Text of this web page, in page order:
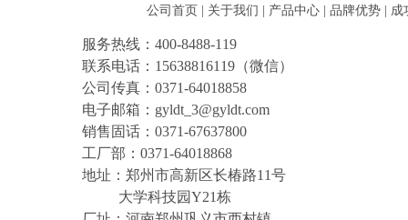
公司首页| 关于我们 | 产品中心| 品牌优势| 成
服务热线：400-8488-119
联系电话：15638816119（微信）
公司传真：0371-64018858
电子邮箱：gyldt_3@gyldt.com
销售固话：0371-67637800
工厂部：0371-64018868
地址：郑州市高新区长椿路11号
大学科技园Y21栋